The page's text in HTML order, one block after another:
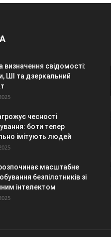
визначення свідомості:
ШІ та дзеркальний
чесності
боти тепер
імітують людей
масштабне
безпілотників зі
інтелектом